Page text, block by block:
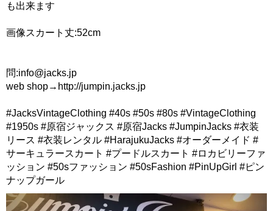
も出来ます
画像スカート丈:52cm
問:info@jacks.jp
web shop→http://jumpin.jacks.jp
#JacksVintageClothing #40s #50s #80s #VintageClothing
#1950s #原宿ジャックス #原宿Jacks #JumpinJacks #衣装
リース #衣装レンタル #HarajukuJacks #オーダーメイド #
サーキュラースカート #プードルスカート #ロカビリーファ
ッション #50sファッション #50sFashion #PinUpGirl #ピン
ナップガール